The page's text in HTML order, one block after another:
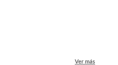
Ver más